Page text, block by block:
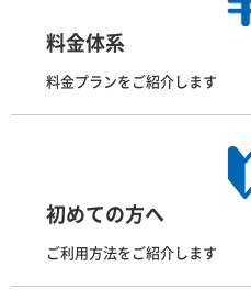
料金体系
料金プランをご紹介します
初めての方へ
ご利用方法をご紹介します